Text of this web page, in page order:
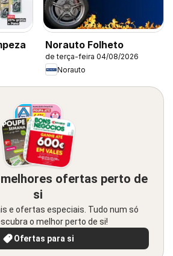
Norauto Folheto
de terça-feira 04/08/2026
Norauto
ofertas perto de
si
e ofertas especiais. Tudo num só
o melhor perto de si!
Ofertas para si